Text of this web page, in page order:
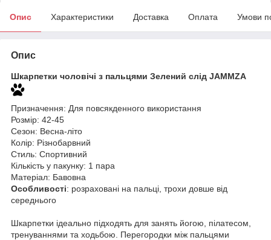
Опис Характеристики Доставка Оплата Умови
Опис
Шкарпетки чоловічі з пальцями Зелений слід JAMMZA
Призначення: Для повсякденного використання
Розмір: 42-45
Сезон: Весна-літо
Колір: Різнобарвний
Стиль: Спортивний
Кількість у пакунку: 1 пара
Матеріал: Бавовна
Особливості: розраховані на пальці, трохи довше від
середнього
Шкарпетки ідеально підходять для занять йогою, пілатесом,
тренуваннями та ходьбою. Перегородки між пальцями